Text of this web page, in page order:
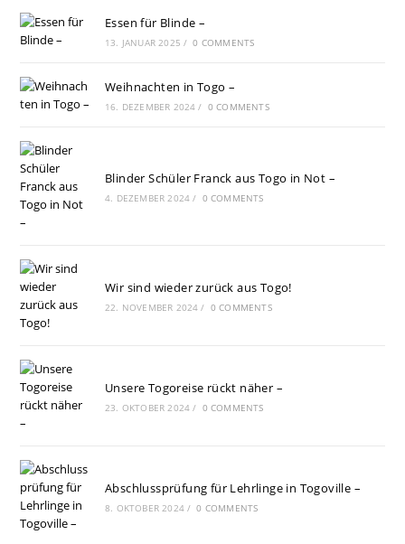
Essen für Blinde –
13. JANUAR 2025 / 0 COMMENTS
Weihnachten in Togo –
16. DEZEMBER 2024 / 0 COMMENTS
Blinder Schüler Franck aus Togo in Not –
4. DEZEMBER 2024 / 0 COMMENTS
Wir sind wieder zurück aus Togo!
22. NOVEMBER 2024 / 0 COMMENTS
Unsere Togoreise rückt näher –
23. OKTOBER 2024 / 0 COMMENTS
Abschlussprüfung für Lehrlinge in Togoville –
8. OKTOBER 2024 / 0 COMMENTS